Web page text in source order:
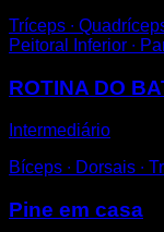
Tríceps ∙
Peitoral Inferior ∙
ROTINA DO
Intermediário
Bíceps ∙ Dorsais ∙
Pine em casa